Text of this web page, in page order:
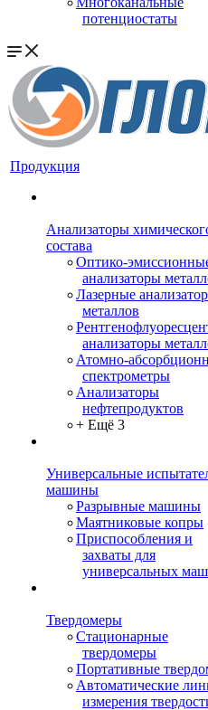
потенциостаты
Продукция
Анализаторы
состава
Оптико-
анализаторы
Лазерные
металлов
анализаторы
Атомно-
спектрометры
Анализаторы
нефтепродуктов
+ Ещё 3
Универсальные
машины
Разрывные машины
Маятниковые копры
Приспособления и
захваты для
универсальных
Твердомеры
Стационарные
твердомеры
Портативные
Автоматические
измерения